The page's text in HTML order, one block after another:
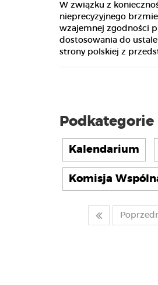
W związku z
nieprecyzyjnego
wzajemnej zgodności
dostosowania do
strony polskiej z
Podkategorie
Kalendarium
Komisja